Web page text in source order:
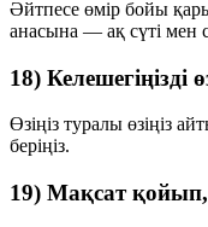
Әйтпесе өмір бойы
анасына — ақ сүті мен
18) Келешегіңізді
Өзіңіз туралы өзіңіз
беріңіз.
19) Мақсат